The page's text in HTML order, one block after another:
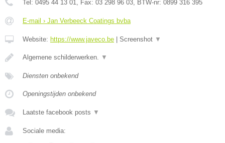
Tel: 0495 44 13 01 , Fax: 03 298 96 03 , BTW-nr: 0899 316 395
E-mail › Jan Verbeeck Coatings bvba
Website: https://www.javeco.be Screenshot ▼
Algemene schilderwerken. ▼
Diensten onbekend
Openingstijden onbekend
Laatste facebook posts ▼
Sociale media: